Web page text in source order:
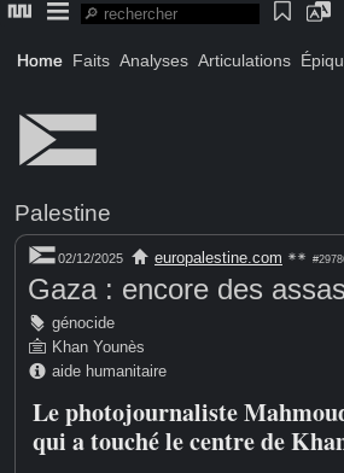
Home Faits Analyses Articulations
Palestine
02/12/2025 europalestine.com
Gaza : encore des
génocide
Khan Younès
aide humanitaire
Le photojournaliste
qui a touché le centre de